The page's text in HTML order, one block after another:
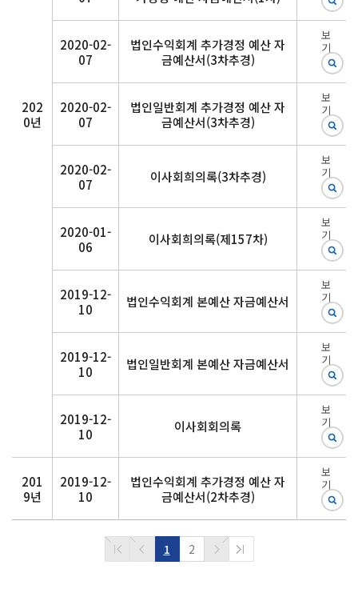
202
0년
2020-02-
07
법인수익회계 추가경정 예산 자
금예산서(3차추경)
보
기
2020-02-
07
법인일반회계 추가경정 예산 자
금예산서(3차추경)
보
기
2020-02-
07
이사회희의록(3차추경)
보
기
2020-01-
06
이사회희의록(제157차)
보
기
2019-12-
10
법인수익회계 본예산 자금예산서
보
기
2019-12-
10
법인일반회계 본예산 자금예산서
보
기
2019-12-
10
이사회회의록
보
기
201
9년
2019-12-
10
법인수익회계 추가경정 예산 자
금예산서(2차추경)
보
기
1 2